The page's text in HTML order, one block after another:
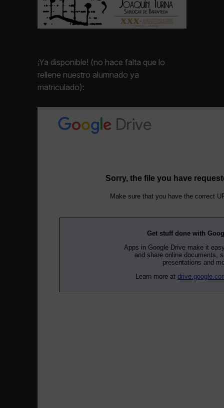
¡Ya disponible! (no hace falta que lo
rellene nuestro alumnado ya
matriculado):